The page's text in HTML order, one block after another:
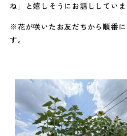
ね」と嬉しそうにお話ししていま
※花が咲いたお友だちから順番
す。